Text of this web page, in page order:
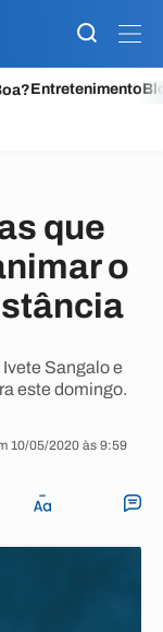
Entretenimento
que
o
Sangalo e
este domingo.
10/05/2020 às 9:59